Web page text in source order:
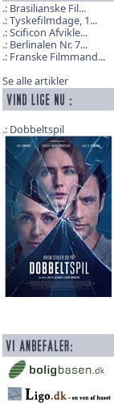
Brasilianske Fil...
Tyskefilmdage, 1...
Scificon Afvikle...
Berlinalen Nr. 7...
Franske Filmmand...
Se alle artikler
Dobbeltspil